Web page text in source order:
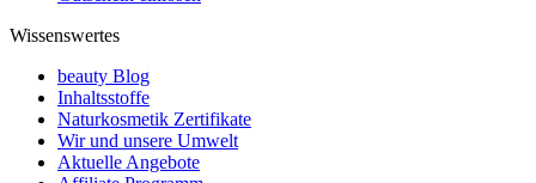
Wissenswertes
beauty Blog
Inhaltsstoffe
Naturkosmetik Zertifikate
Wir und unsere Umwelt
Aktuelle Angebote